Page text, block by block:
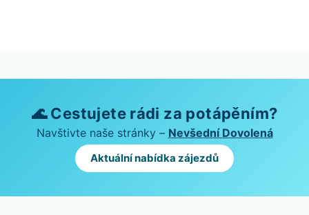
🌊 Cestujete rádi za potápěním?
Navštivte naše stránky – Nevšední Dovolená
Aktuální nabídka zájezdů